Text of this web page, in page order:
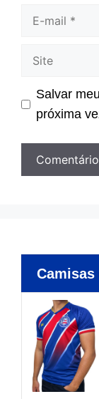
Site
Salvar
próxima
Camisas